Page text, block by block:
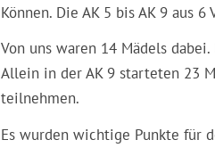
Können. Die AK 5 bis AK 9 aus
Von uns waren 14 Mädels
Allein in der AK 9 starteten 23
teilnehmen.
Es wurden wichtige Punkte für